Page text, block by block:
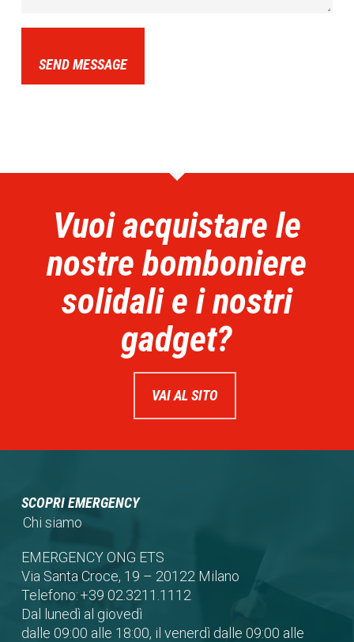
SEND MESSAGE
Vuoi acquistare le
nostre bomboniere
solidali e i nostri
gadget?
VAI AL SITO
SCOPRI EMERGENCY
Chi siamo
EMERGENCY ONG ETS
Via Santa Croce, 19 – 20122 Milano
Telefono:+39 02.3211.1112
Dal lunedì al giovedì
dalle 09:00 alle 18:00, il venerdì dalle 09:00 alle